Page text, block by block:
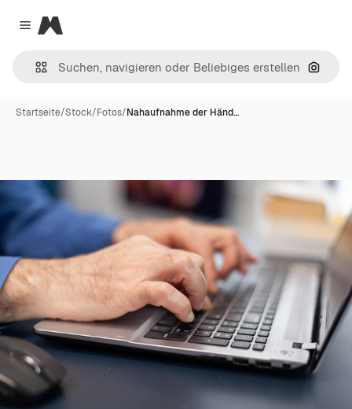
Close menu
Magnific
Nach
Startseite/Stock/Fotos/Nahaufnahme der Händ…